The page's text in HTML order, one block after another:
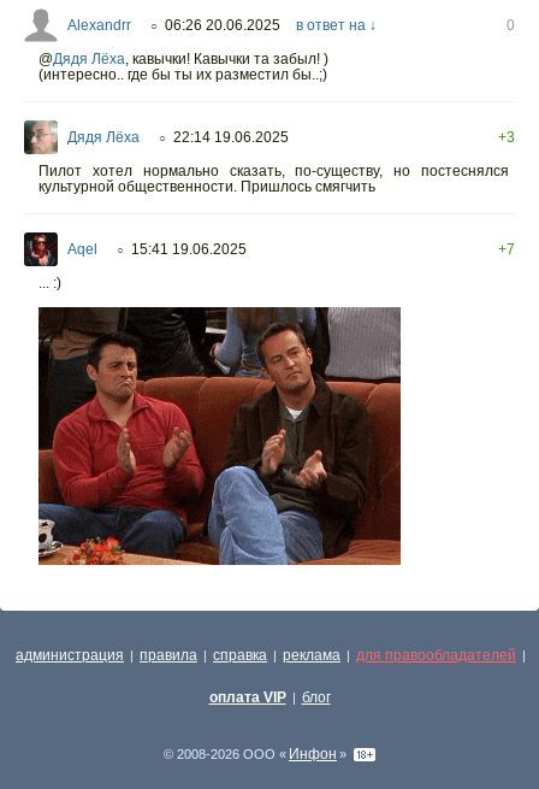
Alexandrr ○ 06:26 20.06.2025 в ответ на ↓
0
@Дядя Лёха кавычки! Кавычки та забыл! )
(интересно.. где бы ты их разместил бы..;)
Дядя Лёха ○ 22:14 19.06.2025
+3
Пилот хотел нормально сказать, по-существу, но постеснялся
культурной общественности. Пришлось смягчить
Aqel ○ 15:41 19.06.2025
+7
... :)
администрация | правила | справка | реклама | для правообладателей |
оплата VIP | блог
© 2008-2026 ООО « Инфон »